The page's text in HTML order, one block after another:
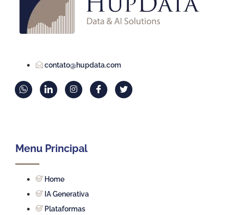
contato@hupdata.com
Menu Principal
Home
IA Generativa
Plataformas